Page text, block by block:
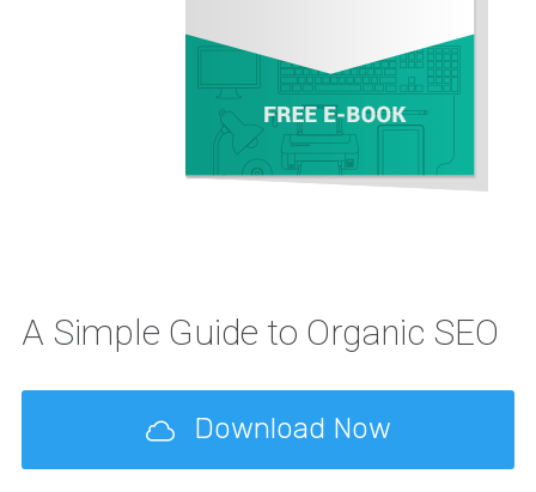
A Simple Guide to Organic SEO
Download Now